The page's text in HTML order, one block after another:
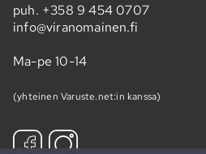
puh. +358 9 454 0707
info@viranomainen.fi
Ma-pe 10-14
(yhteinen Varuste.net:in kanssa)